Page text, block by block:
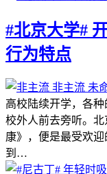
#北京大学#
行为特点
非主流 未
高校陆续开学，各
校外人前去旁听。
康》，便是最受欢
到…